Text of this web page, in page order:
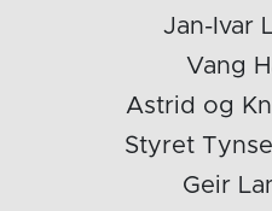
Jan-Ivar
Vang
Astrid og
Styret
Geir